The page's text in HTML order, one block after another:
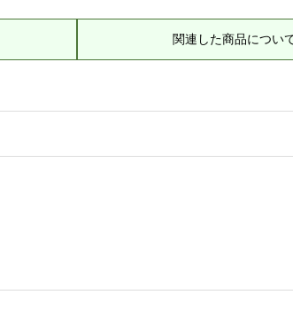
関連した商品につい